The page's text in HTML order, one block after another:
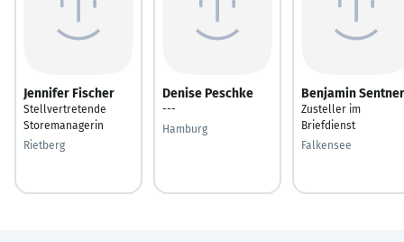
Jennifer Fischer
Stellvertretende
Storemanagerin
Rietberg
Denise Peschke
---
Hamburg
Benjamin Sentner
Zusteller im
Briefdienst
Falkensee